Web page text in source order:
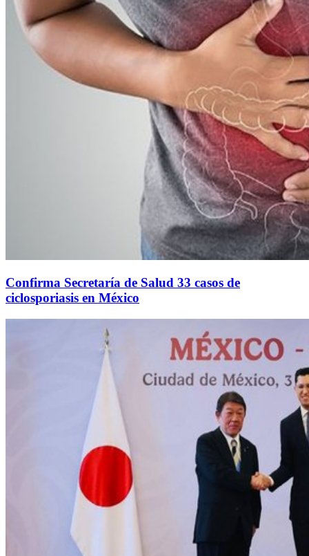
Confirma Secretaría de Salud 33 casos de
ciclosporiasis en México